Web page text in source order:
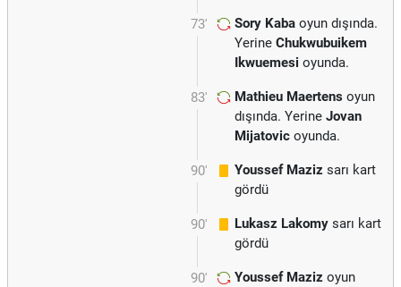
73' Sory Kaba oyun dışında.
Yerine Chukwubuikem
Ikwuemesi oyunda.
83' Mathieu Maertens oyun
dışında. Yerine Jovan
Mijatovic oyunda.
90' Youssef Maziz sarı kart
gördü
90' Lukasz Lakomy sarı kart
gördü
90' Youssef Maziz oyun